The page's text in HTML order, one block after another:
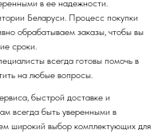
в ее надежности.
Беларуси. Процесс покупки
обрабатываем заказы, чтобы вы
сроки.
всегда готовы помочь в
на любые вопросы.
быстрой доставке и
всегда быть уверенными в
широкий выбор комплектующих для